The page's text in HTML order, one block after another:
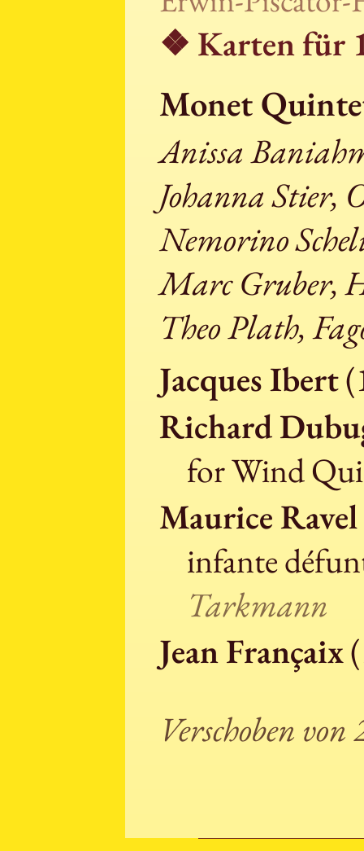
❖ Karten für
Monet
Anissa
Johanna Stier,
Nemorino
Marc Gruber,
Theo Plath,
Jacques Ibert
Richard
for Wind
Maurice Ravel
infante
Tarkmann
Jean Françaix
Verschoben